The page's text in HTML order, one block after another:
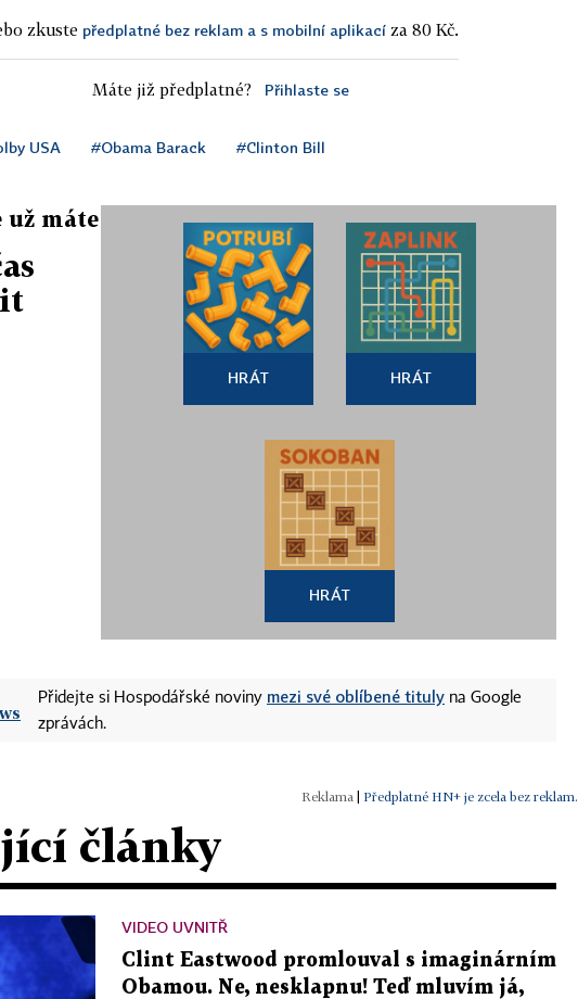
zkuste předplatné bez reklam a s mobilní aplikací za 80 Kč.
Máte již předplatné? Přihlaste se
USA #Obama Barack #Clinton Bill
už máte
HRÁT HRÁT
HRÁT
Přidejte si Hospodářské noviny mezi své oblíbené tituly na Google
zprávách.
| Předplatné HN+ je zcela bez reklam.
články
VIDEO UVNITŘ
Clint Eastwood promlouval s imaginárním
Obamou. Ne, nesklapnu! Teď mluvím já,